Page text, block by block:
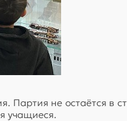
не остаётся в
учащиеся.